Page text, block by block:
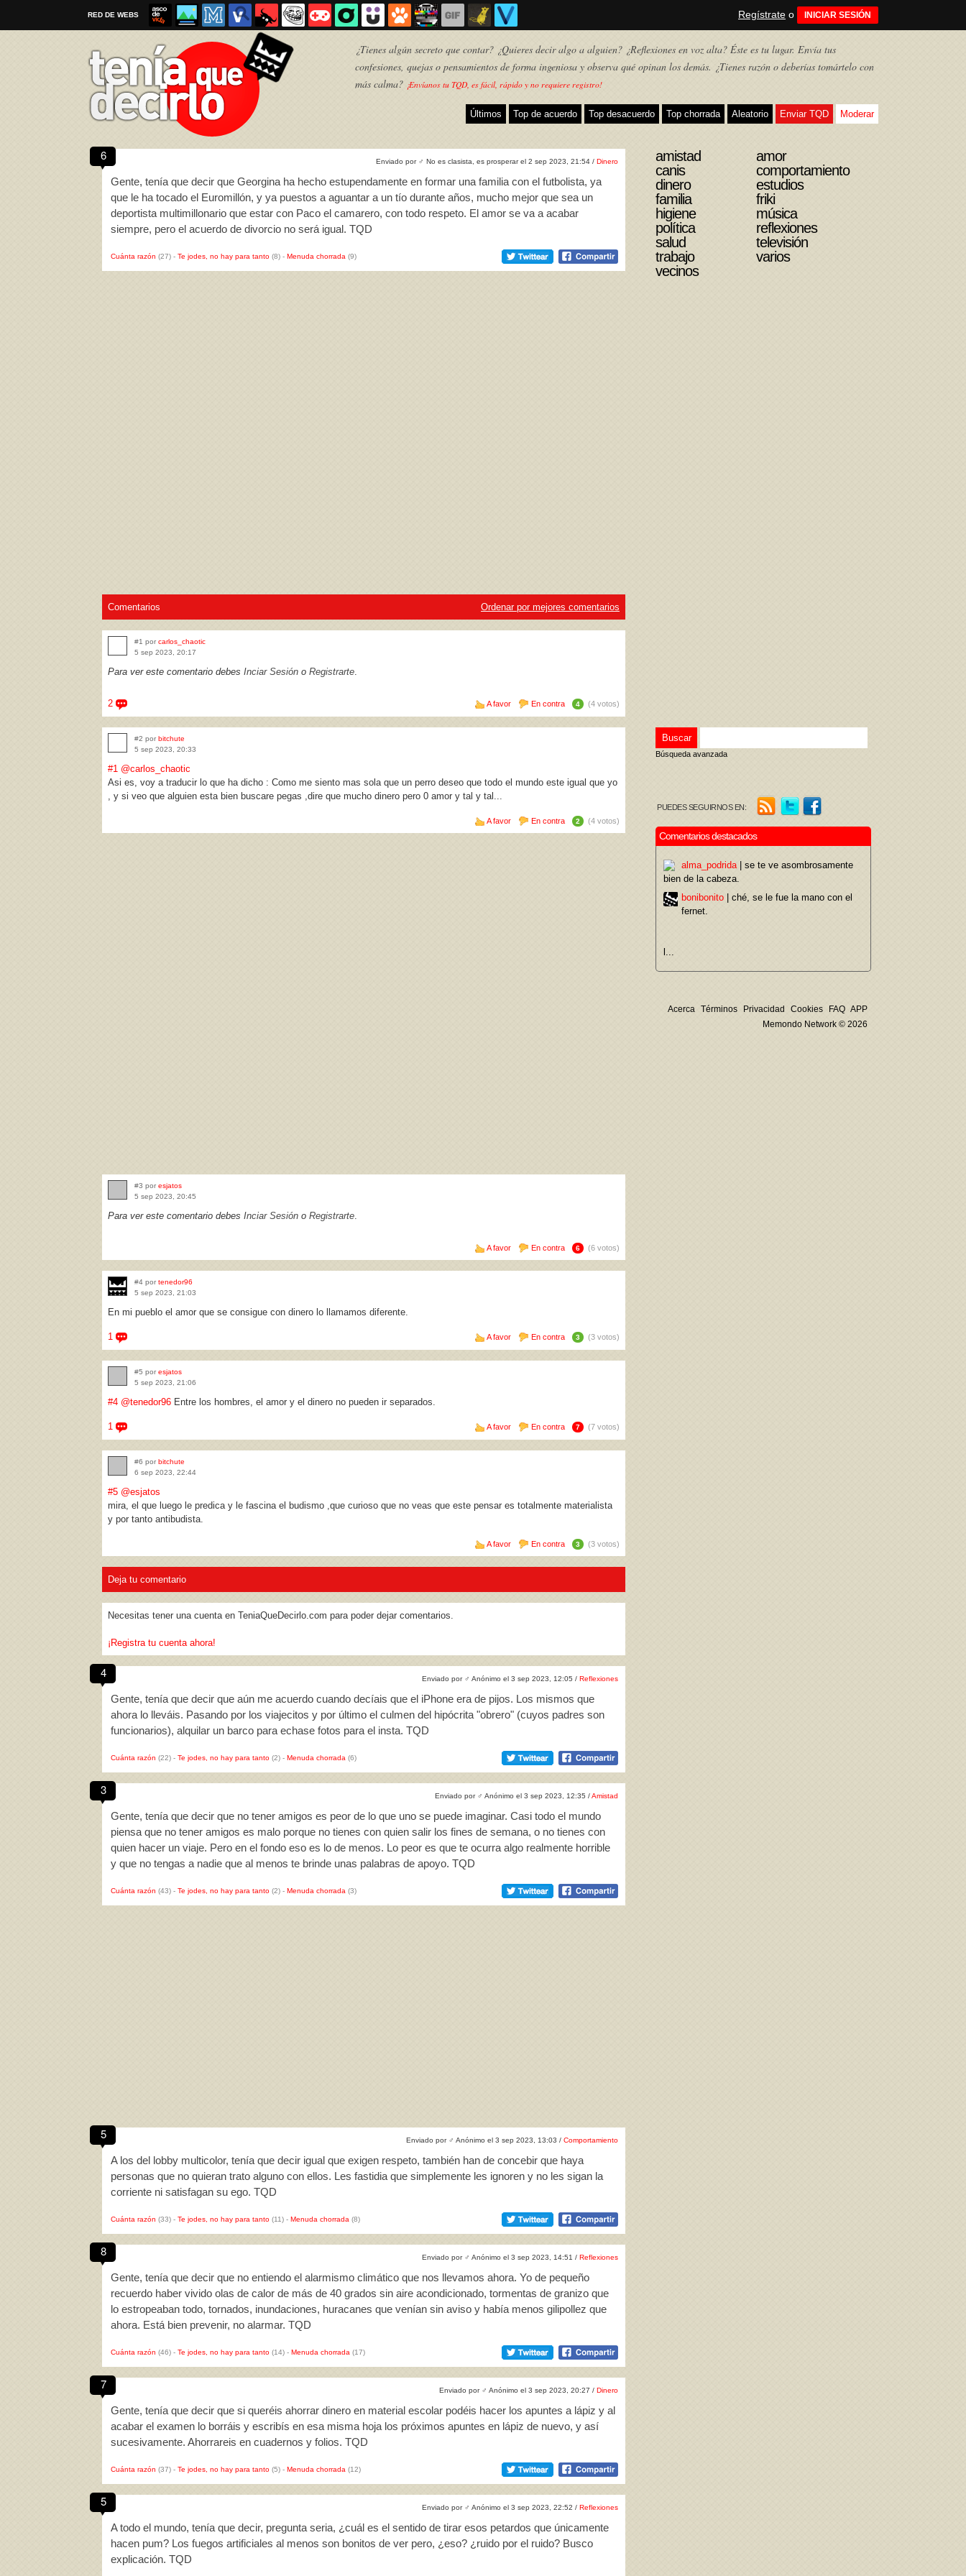
RED DE WEBS Regístrate o INICIAR SESIÓN
¿Tienes algún secreto que contar? ¿Quieres decir algo a alguien? ¿Reflexiones en voz alta? Éste es tu lugar. Envía tus
confesiones, quejas o pensamientos de forma ingeniosa y observa qué opinan los demás. ¿Tienes razón o deberías tomártelo con
más calma? ¡Envíanos tu TQD, es fácil, rápido y no requiere registro!
Últimos Top de acuerdo Top desacuerdo Top chorrada Aleatorio Enviar TQD Moderar
TQD
6 Enviado por ♂ No es clasista, es prosperar el 2 sep 2023, 21:54 / Dinero
Gente, tenía que decir que Georgina ha hecho estupendamente en formar una familia con el futbolista, ya
que le ha tocado el Euromillón, y ya puestos a aguantar a un tío durante años, mucho mejor que sea un
deportista multimillonario que estar con Paco el camarero, con todo respeto. El amor se va a acabar
siempre, pero el acuerdo de divorcio no será igual. TQD
Cuánta razón (27) - Te jodes, no hay para tanto (8) - Menuda chorrada (9)
Comentarios Ordenar por mejores comentarios
#1 por carlos_chaotic
5 sep 2023, 20:17
Para ver este comentario debes Inciar Sesión o Registrarte.
2 A favor En contra 4 (4 votos)
#2 por bitchute
5 sep 2023, 20:33
#1 @carlos_chaotic
Asi es, voy a traducir lo que ha dicho : Como me siento mas sola que un perro deseo que todo el mundo este igual que yo
, y si veo que alguien esta bien buscare pegas ,dire que mucho dinero pero 0 amor y tal y tal...
A favor En contra 2 (4 votos)
#3 por esjatos
5 sep 2023, 20:45
Para ver este comentario debes Inciar Sesión o Registrarte.
A favor En contra 6 (6 votos)
#4 por tenedor96
5 sep 2023, 21:03
En mi pueblo el amor que se consigue con dinero lo llamamos diferente.
1 A favor En contra 3 (3 votos)
#5 por esjatos
5 sep 2023, 21:06
#4 @tenedor96 Entre los hombres, el amor y el dinero no pueden ir separados.
1 A favor En contra 7 (7 votos)
#6 por bitchute
6 sep 2023, 22:44
#5 @esjatos
mira, el que luego le predica y le fascina el budismo ,que curioso que no veas que este pensar es totalmente materialista
y por tanto antibudista.
A favor En contra 3 (3 votos)
Deja tu comentario
Necesitas tener una cuenta en TeniaQueDecirlo.com para poder dejar comentarios.
¡Registra tu cuenta ahora!
4 Enviado por ♂ Anónimo el 3 sep 2023, 12:05 / Reflexiones
Gente, tenía que decir que aún me acuerdo cuando decíais que el iPhone era de pijos. Los mismos que
ahora lo lleváis. Pasando por los viajecitos y por último el culmen del hipócrita "obrero" (cuyos padres son
funcionarios), alquilar un barco para echase fotos para el insta. TQD
Cuánta razón (22) - Te jodes, no hay para tanto (2) - Menuda chorrada (6)
3 Enviado por ♂ Anónimo el 3 sep 2023, 12:35 /Amistad
Gente, tenía que decir que no tener amigos es peor de lo que uno se puede imaginar. Casi todo el mundo
piensa que no tener amigos es malo porque no tienes con quien salir los fines de semana, o no tienes con
quien hacer un viaje. Pero en el fondo eso es lo de menos. Lo peor es que te ocurra algo realmente horrible
y que no tengas a nadie que al menos te brinde unas palabras de apoyo. TQD
Cuánta razón (43) - Te jodes, no hay para tanto (2) - Menuda chorrada (3)
5 Enviado por ♂ Anónimo el 3 sep 2023, 13:03 / Comportamiento
A los del lobby multicolor, tenía que decir igual que exigen respeto, también han de concebir que haya
personas que no quieran trato alguno con ellos. Les fastidia que simplemente les ignoren y no les sigan la
corriente ni satisfagan su ego. TQD
Cuánta razón (33) - Te jodes, no hay para tanto (11) - Menuda chorrada (8)
8 Enviado por ♂ Anónimo el 3 sep 2023, 14:51 / Reflexiones
Gente, tenía que decir que no entiendo el alarmismo climático que nos llevamos ahora. Yo de pequeño
recuerdo haber vivido olas de calor de más de 40 grados sin aire acondicionado, tormentas de granizo que
lo estropeaban todo, tornados, inundaciones, huracanes que venían sin aviso y había menos gilipollez que
ahora. Está bien prevenir, no alarmar. TQD
Cuánta razón (46) - Te jodes, no hay para tanto (14) - Menuda chorrada (17)
7 Enviado por ♂ Anónimo el 3 sep 2023, 20:27 / Dinero
Gente, tenía que decir que si queréis ahorrar dinero en material escolar podéis hacer los apuntes a lápiz y al
acabar el examen lo borráis y escribís en esa misma hoja los próximos apuntes en lápiz de nuevo, y así
sucesivamente. Ahorrareis en cuadernos y folios. TQD
Cuánta razón (37) - Te jodes, no hay para tanto (5) - Menuda chorrada (12)
5 Enviado por ♂ Anónimo el 3 sep 2023, 22:52 / Reflexiones
A todo el mundo, tenía que decir, pregunta seria, ¿cuál es el sentido de tirar esos petardos que únicamente
hacen pum? Los fuegos artificiales al menos son bonitos de ver pero, ¿eso? ¿ruido por el ruido? Busco
explicación. TQD
amistad
amor
canis
comportamiento
dinero
estudios
familia
friki
higiene
música
política
reflexiones
salud
televisión
trabajo
varios
vecinos
Búsqueda avanzada
PUEDES SEGUIRNOS EN:
Comentarios destacados
alma_podrida| se te ve asombrosamente
bien de la cabeza.
bonibonito | ché, se le fue la mano con el
fernet.
l...
Acerca Términos Privacidad Cookies FAQ APP
Memondo Network © 2026